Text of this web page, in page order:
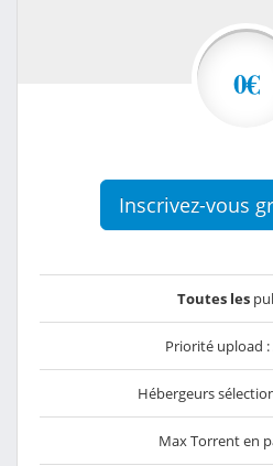
0€
Inscrivez-vous
Toutes les
Priorité upload :
Hébergeurs
Max Torrent en